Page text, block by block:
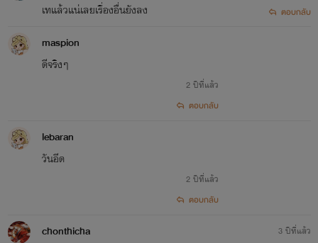
เทแล้วแน่เลยเรื่องอื่นยังลง
ตอบกลับ
maspion
ดีจริงๆ
2 ปีที่แล้ว
ตอบกลับ
lebaran
วันอีด
2 ปีที่แล้ว
ตอบกลับ
chonthicha 3 ปีที่แล้ว